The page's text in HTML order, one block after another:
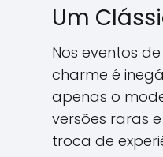
Um
Nos eventos
charme é
apenas o
versões raras
troca de